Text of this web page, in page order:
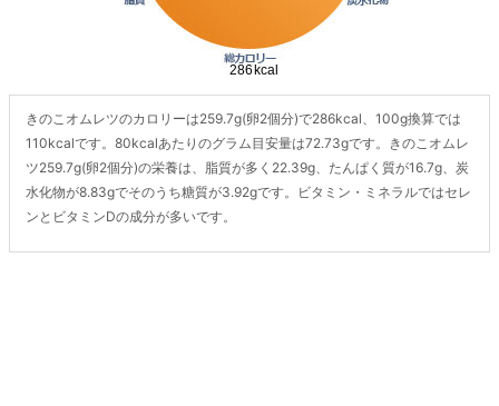
きのこオムレツのカロリーは259.7g(卵2個分)で286kcal、100g換算では
110kcalです。80kcalあたりのグラム目安量は72.73gです。きのこオムレ
ツ259.7g(卵2個分)の栄養は、脂質が多く22.39g、たんぱく質が16.7g、炭
水化物が8.83gでそのうち糖質が3.92gです。ビタミン・ミネラルではセレ
ンとビタミンDの成分が多いです。